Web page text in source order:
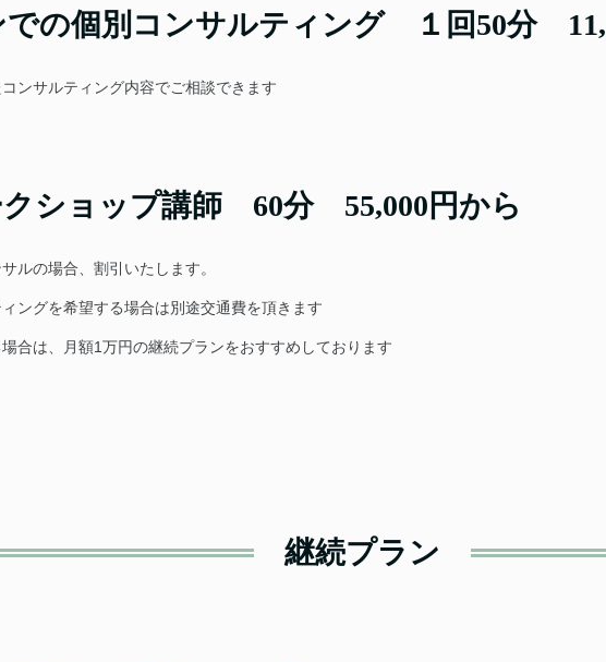
での個別コンサルティング １回50分
ンサルティング内容でご相談できます
クショップ講師 60分 55,000円から
ルの場合、割引いたします。
ングを希望する場合は別途交通費を頂きます
合は、月額1万円の継続プランをおすすめしております
継続プラン